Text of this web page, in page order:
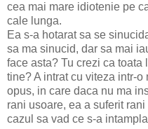
cea mai mare idiotenie pe
cale lunga.
Ea s-a hotarat sa se
sa ma sinucid, dar sa mai
face asta? Tu crezi ca toata
tine? A intrat cu viteza intr-
opus, in care daca nu ma
rani usoare, ea a suferit
cazul sa vad ce s-a